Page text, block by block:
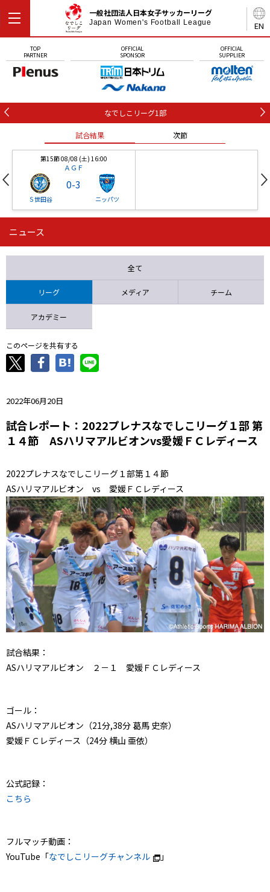
EN
一般社団法人日本女子サッカーリーグ
Japan Women's Football League
TOP
PARTNER
OFFICIAL
SPONSOR
OFFICIAL
SUPPLIER
なでしこリーグ1部
試合結果 次節
第15節 08/08 (土) 16:00
ＡＧＦ
Ｓ世田谷
0-3
ニッパツ
第16節 09/05 (土) 15:00
ニッパツ 石人の星
ニュース
全て
リーグ メディア チーム
アカデミー
このページを共有する
2022年06月20日
試合レポート：2022プレナスなでしこリーグ１部 第
１４節 ASハリマアルビオンvs愛媛ＦＣレディース
2022プレナスなでしこリーグ１部第１４節
ASハリマアルビオン vs 愛媛ＦＣレディース
試合結果：
ASハリマアルビオン ２－１ 愛媛ＦＣレディース
ゴール：
ASハリマアルビオン（21分,38分 葛馬 史奈）
愛媛ＦＣレディース（24分 横山 亜依）
公式記録：
こちら
フルマッチ動画：
YouTube「なでしこリーグチャンネル 」